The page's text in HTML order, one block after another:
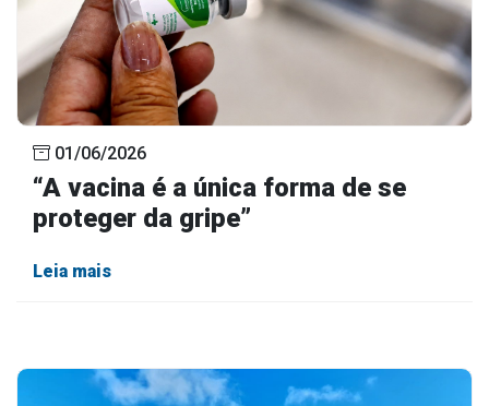
01/06/2026
“A vacina é a única forma de se
proteger da gripe”
Leia mais